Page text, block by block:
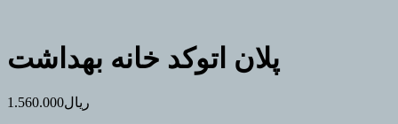
پلان اتوکد خانه بهداشت
ریال1.560.000